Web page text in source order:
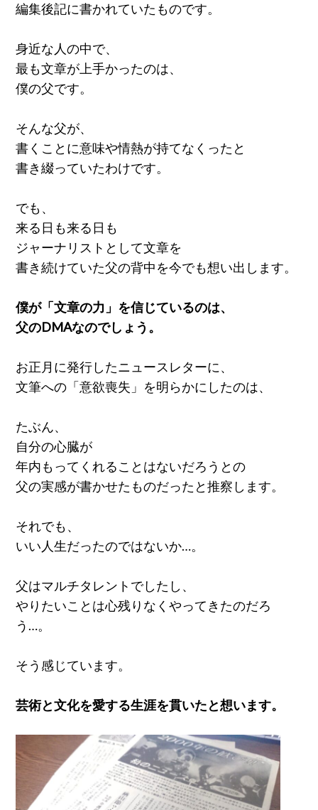
編集後記に書かれていたものです。
身近な人の中で、
最も文章が上手かったのは、
僕の父です。
そんな父が、
書くことに意味や情熱が持てなくったと
書き綴っていたわけです。
でも、
来る日も来る日も
ジャーナリストとして文章を
書き続けていた父の背中を今でも想い出します。
僕が「文章の力」を信じているのは、
父のDMAなのでしょう。
お正月に発行したニュースレターに、
文筆への「意欲喪失」を明らかにしたのは、
たぶん、
自分の心臓が
年内もってくれることはないだろうとの
父の実感が書かせたものだったと推察します。
それでも、
いい人生だったのではないか…。
父はマルチタレントでしたし、
やりたいことは心残りなくやってきたのだろ
う…。
そう感じています。
芸術と文化を愛する生涯を貫いたと想います。